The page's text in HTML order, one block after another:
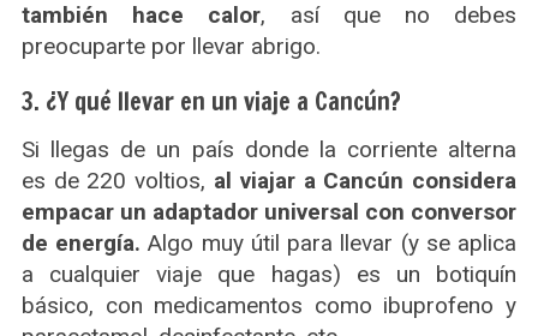
también hace calor, así que no debes
preocuparte por llevar abrigo.
3. ¿Y qué llevar en un viaje a Cancún?
Si llegas de un país donde la corriente alterna
es de 220 voltios, al viajar a Cancún considera
empacar un adaptador universal con conversor
de energía. Algo muy útil para llevar (y se aplica
a cualquier viaje que hagas) es un botiquín
básico, con medicamentos como ibuprofeno y